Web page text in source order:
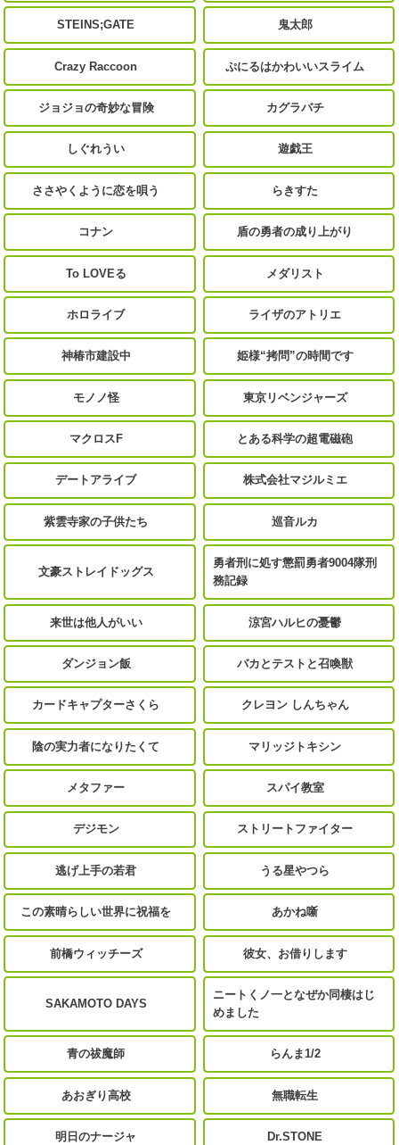
STEINS;GATE 鬼太郎
Crazy Raccoon ぷにるはかわいいスライム
ジョジョの奇妙な冒険 カグラバチ
しぐれうい 遊戯王
ささやくように恋を唄う らきすた
コナン 盾の勇者の成り上がり
To LOVEる メダリスト
ホロライブ ライザのアトリエ
神椿市建設中 姫様“拷問”の時間です
モノノ怪 東京リベンジャーズ
マクロスF とある科学の超電磁砲
デートアライブ 株式会社マジルミエ
紫雲寺家の子供たち 巡音ルカ
文豪ストレイドッグス
勇者刑に処す懲罰勇者9004隊刑
務記録
来世は他人がいい 涼宮ハルヒの憂鬱
ダンジョン飯 バカとテストと召喚獣
カードキャプターさくら クレヨン しんちゃん
陰の実力者になりたくて マリッジトキシン
メタファー スパイ教室
デジモン ストリートファイター
逃げ上手の若君 うる星やつら
この素晴らしい世界に祝福を あかね噺
前橋ウィッチーズ 彼女、お借りします
SAKAMOTO DAYS
ニートくノ一となぜか同棲はじ
めました
青の祓魔師 らんま1/2
あおぎり高校 無職転生
明日のナージャ Dr.STONE